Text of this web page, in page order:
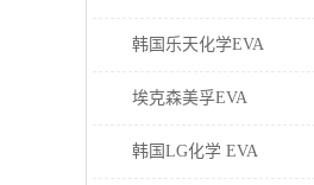
韩国乐天化学EVA
埃克森美孚EVA
韩国LG化学 EVA